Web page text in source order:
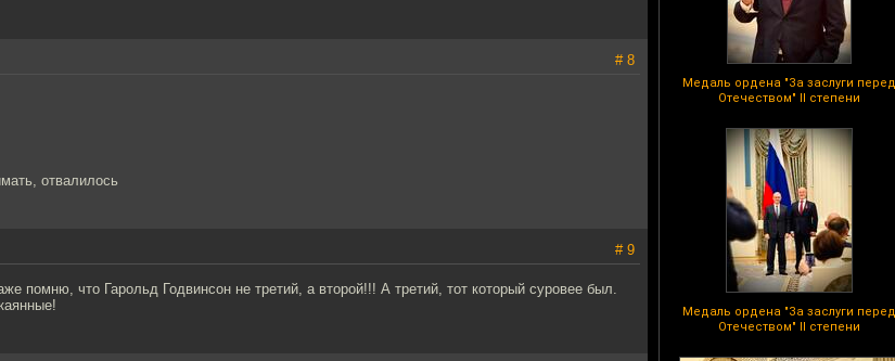
Медаль ордена "За заслуги перед
Отечеством" II степени
Медаль ордена "За заслуги перед
Отечеством" II степени
# 8
отвалилось
# 9
помню, что Гарольд Годвинсон не третий, а второй!!! А третий, тот который суровее был.